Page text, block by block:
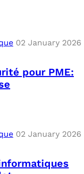
02 January 2026
pour PME:
02 January 2026